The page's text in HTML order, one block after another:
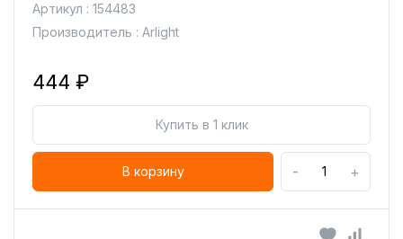
Артикул : 154483
Производитель : Arlight
444 ₽
Купить в 1 клик
В корзину - +